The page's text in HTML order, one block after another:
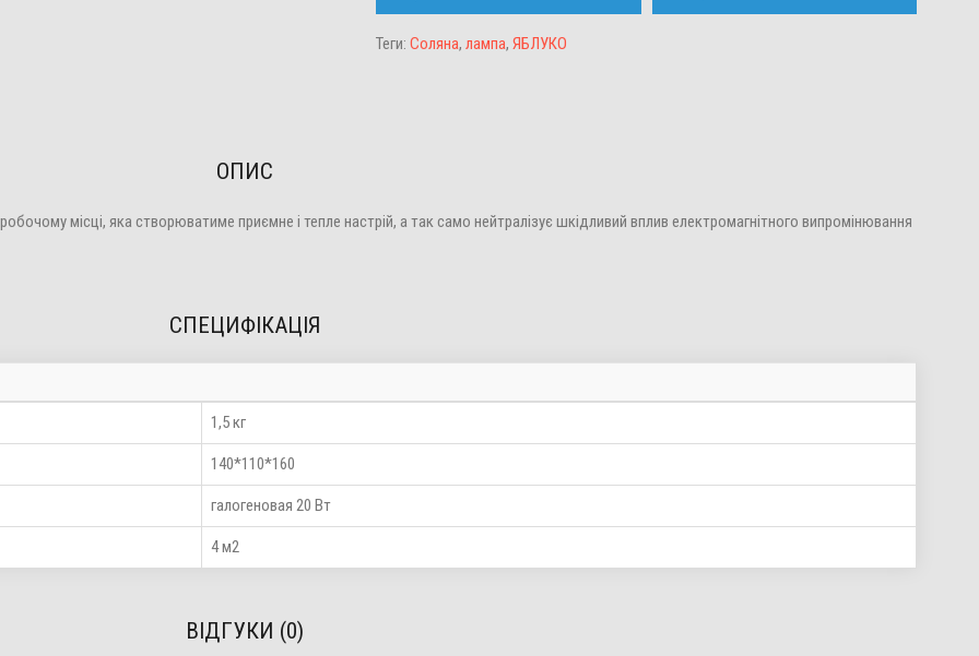
Теги: Соляна, лампа, ЯБЛУКО
ОПИС
місці, яка створюватиме приємне і тепле настрій, а так само нейтралізує шкідливий вплив електромагнітного випромінювання
СПЕЦИФІКАЦІЯ
1,5 кг
140*110*160
галогеновая 20 Вт
4 м2
ВІДГУКИ (0)